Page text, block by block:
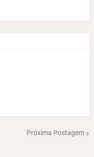
Próxima Postagem